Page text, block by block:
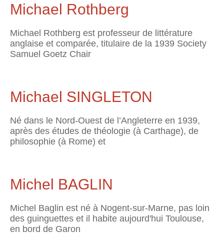
Michael Rothberg
Michael Rothberg est professeur de littérature
anglaise et comparée, titulaire de la 1939 Society
Samuel Goetz Chair
Michael SINGLETON
Né dans le Nord-Ouest de l’Angleterre en 1939,
après des études de théologie (à Carthage), de
philosophie (à Rome) et
Michel BAGLIN
Michel Baglin est né à Nogent-sur-Marne, pas loin
des guinguettes et il habite aujourd'hui Toulouse,
en bord de Garon